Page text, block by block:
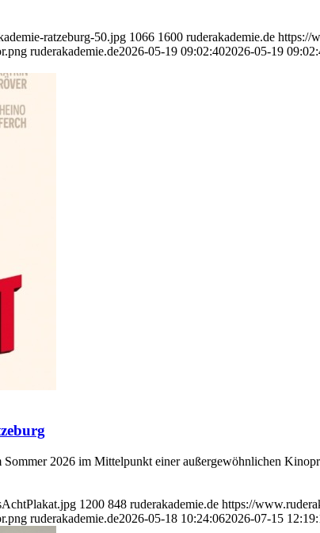
ratzeburg-50.jpg 1066 1600 ruderakademie.de https://
ruderakademie.de2026-05-19 09:02:402026-05-19
Sommer 2026 im Mittelpunkt einer außergewöhnlichen
1200 848 ruderakademie.de https://
ruderakademie.de2026-05-18 10:24:062026-07-15